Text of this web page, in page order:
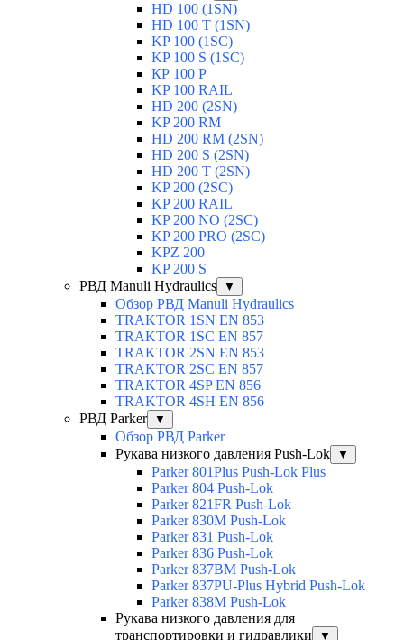
HD 100 (1SN)
HD 100 T (1SN)
KP 100 (1SC)
KP 100 S (1SC)
КР 100 Р
KP 100 RAIL
HD 200 (2SN)
KP 200 RM
HD 200 RM (2SN)
HD 200 S (2SN)
HD 200 T (2SN)
KP 200 (2SC)
KP 200 RAIL
KP 200 NO (2SC)
KP 200 PRO (2SC)
KPZ 200
KP 200 S
РВД Manuli Hydraulics
▼
Обзор РВД Manuli Hydraulics
TRAKTOR 1SN EN 853
TRAKTOR 1SС EN 857
TRAKTOR 2SN EN 853
TRAKTOR 2SС EN 857
TRAKTOR 4SP EN 856
TRAKTOR 4SH EN 856
РВД Parker
▼
Обзор РВД Parker
Рукава низкого давления Push-Lok
▼
Parker 801Plus Push-Lok Plus
Parker 804 Push-Lok
Parker 821FR Push-Lok
Parker 830M Push-Lok
Parker 831 Push-Lok
Parker 836 Push-Lok
Parker 837BM Push-Lok
Parker 837PU-Plus Hybrid Push-Lok
Parker 838M Push-Lok
Рукава низкого давления для
транспортировки и гидравлики
▼